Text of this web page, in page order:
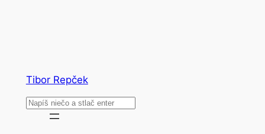
Tibor Repček
Search